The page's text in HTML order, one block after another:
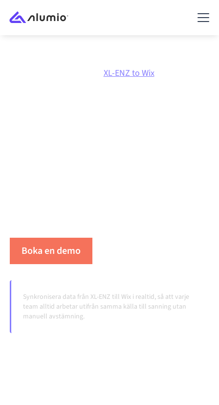
XL-ENZ to Wix
Boka en demo
Synkronisera data från XL-ENZ till Wix i realtid, så att varje
team alltid arbetar utifrån samma källa till sanning utan
manuell avstämning.